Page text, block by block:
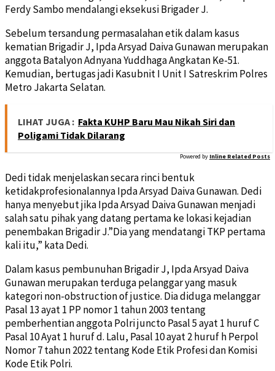
Ferdy Sambo mendalangi eksekusi Brigader J.
Sebelum tersandung permasalahan etik dalam kasus
kematian Brigadir J, Ipda Arsyad Daiva Gunawan merupakan
anggota Batalyon Adnyana Yuddhaga Angkatan Ke-51.
Kemudian, bertugas jadi Kasubnit I Unit I Satreskrim Polres
Metro Jakarta Selatan.
LIHAT JUGA : Fakta KUHP Baru Mau Nikah Siri dan
Poligami Tidak Dilarang
Powered by Inline Related Posts
Dedi tidak menjelaskan secara rinci bentuk
ketidakprofesionalannya Ipda Arsyad Daiva Gunawan. Dedi
hanya menyebut jika Ipda Arsyad Daiva Gunawan menjadi
salah satu pihak yang datang pertama ke lokasi kejadian
penembakan Brigadir J.”Dia yang mendatangi TKP pertama
kali itu,” kata Dedi.
Dalam kasus pembunuhan Brigadir J, Ipda Arsyad Daiva
Gunawan merupakan terduga pelanggar yang masuk
kategori non-obstruction of justice. Dia diduga melanggar
Pasal 13 ayat 1 PP nomor 1 tahun 2003 tentang
pemberhentian anggota Polri juncto Pasal 5 ayat 1 huruf C
Pasal 10 Ayat 1 huruf d. Lalu, Pasal 10 ayat 2 huruf h Perpol
Nomor 7 tahun 2022 tentang Kode Etik Profesi dan Komisi
Kode Etik Polri.